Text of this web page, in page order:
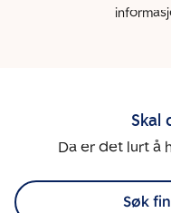
Skal
Da er det lurt å
Søk